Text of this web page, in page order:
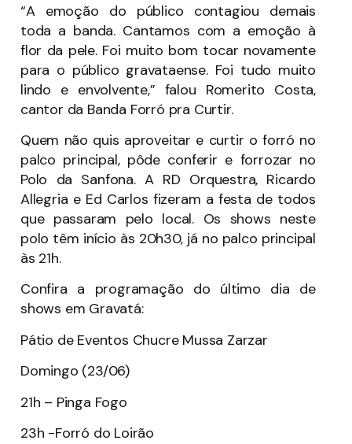
“A emoção do público contagiou demais
toda a banda. Cantamos com a emoção à
flor da pele. Foi muito bom tocar novamente
para o público gravataense. Foi tudo muito
lindo e envolvente,” falou Romerito Costa,
cantor da Banda Forró pra Curtir.
Quem não quis aproveitar e curtir o forró no
palco principal, pôde conferir e forrozar no
Polo da Sanfona. A RD Orquestra, Ricardo
Allegria e Ed Carlos fizeram a festa de todos
que passaram pelo local. Os shows neste
polo têm início às 20h30, já no palco principal
às 21h.
Confira a programação do último dia de
shows em Gravatá:
Pátio de Eventos Chucre Mussa Zarzar
Domingo (23/06)
21h – Pinga Fogo
23h -Forró do Loirão